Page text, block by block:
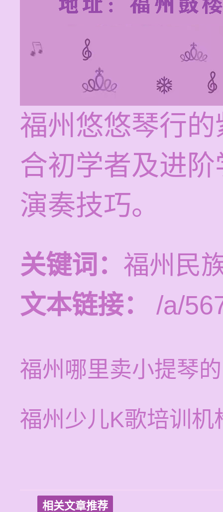
福州悠悠琴行
合初学者及进
演奏技巧。
关键词： 福州民
文本链接：
/a/
福州哪里卖小提琴
福州少儿K歌培训机
相关文章推荐